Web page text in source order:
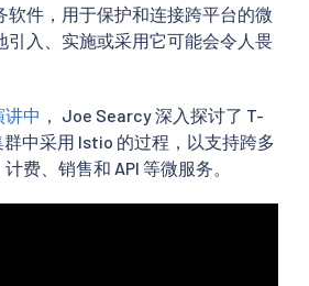
软件，用于保护和连接跨平台的微
引入、实施或采用它可能会令人畏
讲中 ， Joe Searcy 深入探讨了 T-
群中采用 Istio 的过程，以支持跨多
费、销售和 API 等微服务。